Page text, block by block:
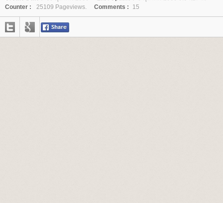
Counter :
25109 Pageviews. Comments : 15